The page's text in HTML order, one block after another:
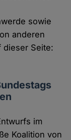
sowie
anderen
dieser Seite:
im
Koalition von